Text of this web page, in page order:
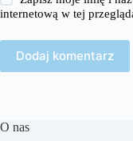
internetową w tej
Dodaj komentarz
O nas